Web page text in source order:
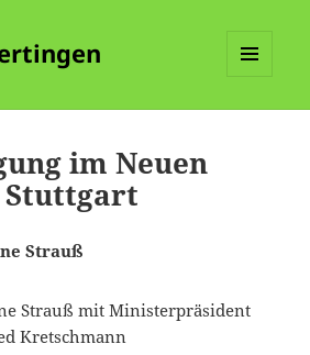
im Neuen
Stuttgart
Strauß